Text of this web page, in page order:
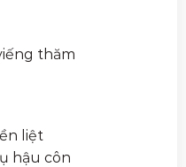
thăm
liệt
hậu côn